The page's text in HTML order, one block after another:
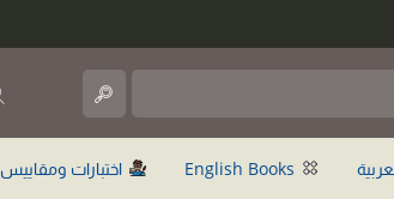
اختبارات